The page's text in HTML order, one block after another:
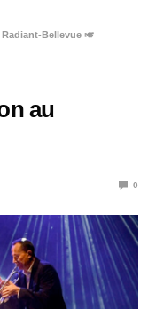
Bellevue 🎺
au
0